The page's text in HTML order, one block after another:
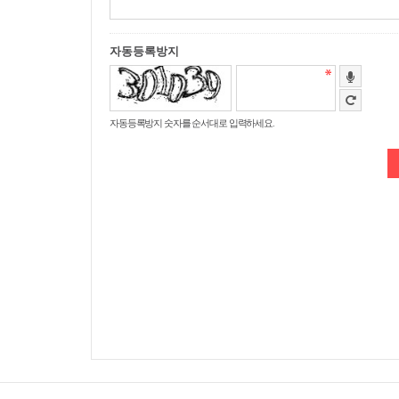
자동등록방지
자동등록방지 숫자를 순서대로 입력하세요.